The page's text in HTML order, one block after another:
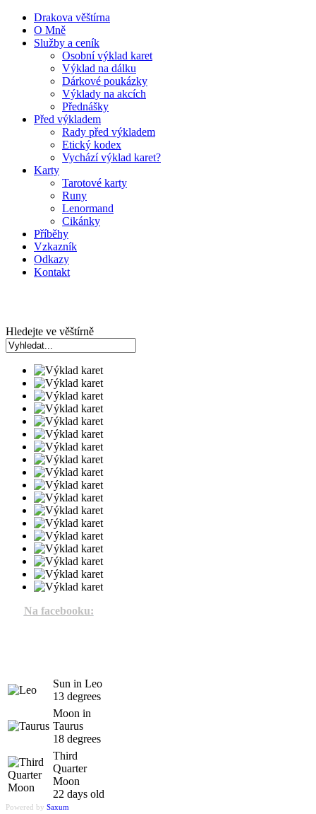
Drakova věštírna
O Mně
Služby a ceník
Osobní výklad karet
Výklad na dálku
Dárkové poukázky
Výklady na akcích
Přednášky
Před výkladem
Rady před výkladem
Etický kodex
Vychází výklad karet?
Karty
Tarotové karty
Runy
Lenormand
Cikánky
Příběhy
Vzkazník
Odkazy
Kontakt
Hledejte ve věštírně
Na facebooku:
Sun in Leo
13 degrees
Moon in
Taurus
18 degrees
Third
Quarter
Moon
22 days old
Powered by Saxum